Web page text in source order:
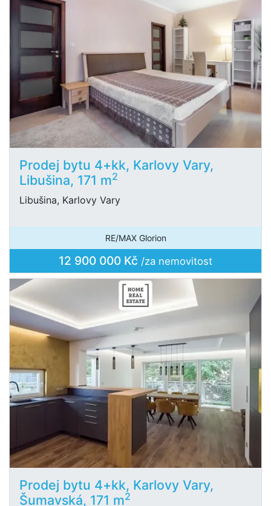
Prodej bytu 4+kk, Karlovy Vary,
Libušina, 171 m2
Libušina, Karlovy Vary
RE/MAX Glorion
12 900 000 Kč /za nemovitost
Prodej bytu 4+kk, Karlovy Vary,
Šumavská, 171 m2